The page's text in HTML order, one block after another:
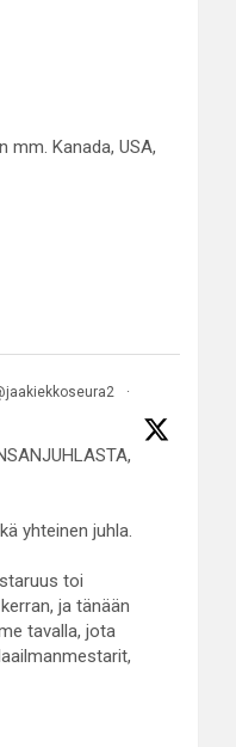
mm. Kanada, USA,
·
yhteinen juhla.
toi
ja tänään
tavalla, jota